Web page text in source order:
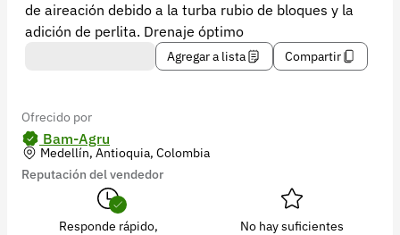
de aireación debido a la turba rubio de bloques y la
adición de perlita. Drenaje óptimo
Agregar a lista Compartir
Ofrecido por
Bam-Agru
Medellín, Antioquia, Colombia
Reputación del vendedor
Responde rápido,
No hay suficientes
contacto@croper.com
© 2026 Croper.com Todos los derechos reservados
Síguenos